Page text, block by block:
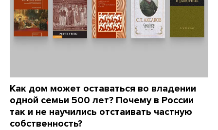
Как дом может оставаться во владении
одной семьи 500 лет? Почему в России
так и не научились отстаивать частную
собственность?